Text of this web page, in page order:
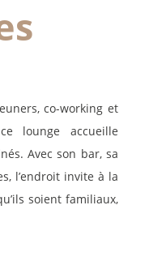
co-working et
lounge accueille
Avec son bar, sa
l’endroit invite à la
soient familiaux,